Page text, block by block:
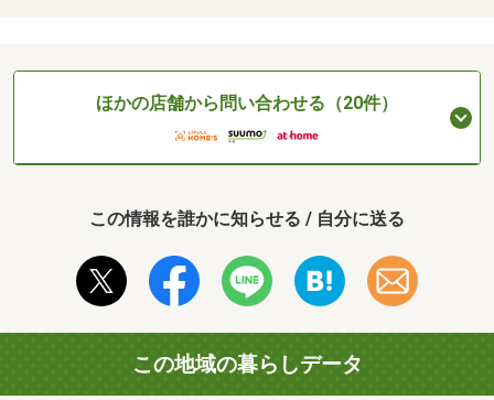
ほかの店舗から問い合わせる（20件）
この情報を誰かに知らせる / 自分に送る
この地域の暮らしデータ